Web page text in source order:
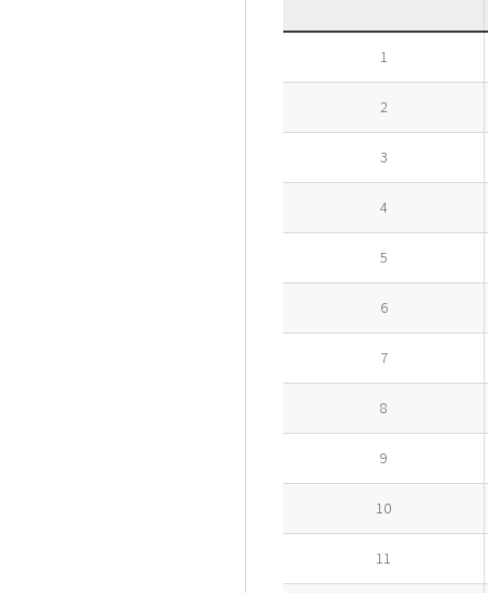
1
2
3
4
5
6
7
8
9
10
11